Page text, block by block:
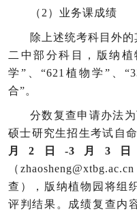
（2） 业务课成绩
除上述统考科目外
二中部分科目，版纳
学”、“621植物学”、
合”。
分数复查申请办法
硕士研究生招生考试自
月2日-3月3日
（
查），版纳植物园将组
评判结果。成绩复查内